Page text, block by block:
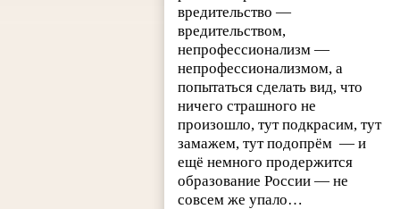
вредительство —
вредительством,
непрофессионализм —
непрофессионализмом, а
попытаться сделать вид, что
ничего страшного не
произошло, тут подкрасим, тут
замажем, тут подопрём — и
ещё немного продержится
образование России — не
совсем же упало…